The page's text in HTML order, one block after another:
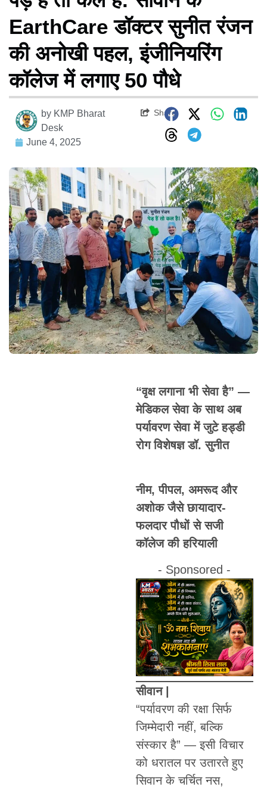
EarthCare डॉक्टर सुनीत रंजन
की अनोखी पहल, इंजीनियरिंग
कॉलेज में लगाए 50 पौधे
by KMP Bharat
Desk
June 4, 2025
Share
“वृक्ष लगाना भी सेवा है” —
मेडिकल सेवा के साथ अब
पर्यावरण सेवा में जुटे हड्डी
रोग विशेषज्ञ डॉ. सुनीत
नीम, पीपल, अमरूद और
अशोक जैसे छायादार-
फलदार पौधों से सजी
कॉलेज की हरियाली
- Sponsored -
सीवान |
“पर्यावरण की रक्षा सिर्फ
जिम्मेदारी नहीं, बल्कि
संस्कार है” — इसी विचार
को धरातल पर उतारते हुए
सिवान के चर्चित नस,